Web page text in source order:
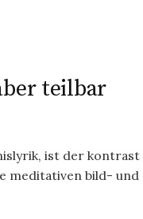
teilbar
ist der
meditativen bild-